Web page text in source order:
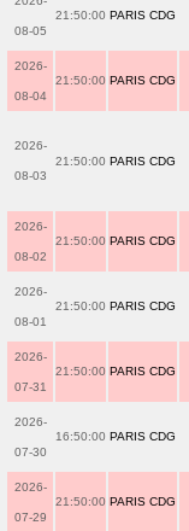
08-05
21:50:00 PARIS CDG
2026-
08-04
21:50:00 PARIS CDG
2026-
08-03
21:50:00 PARIS CDG
2026-
08-02
21:50:00 PARIS CDG
2026-
08-01
21:50:00 PARIS CDG
2026-
07-31
21:50:00 PARIS CDG
2026-
07-30
16:50:00 PARIS CDG
2026-
07-29
21:50:00 PARIS CDG